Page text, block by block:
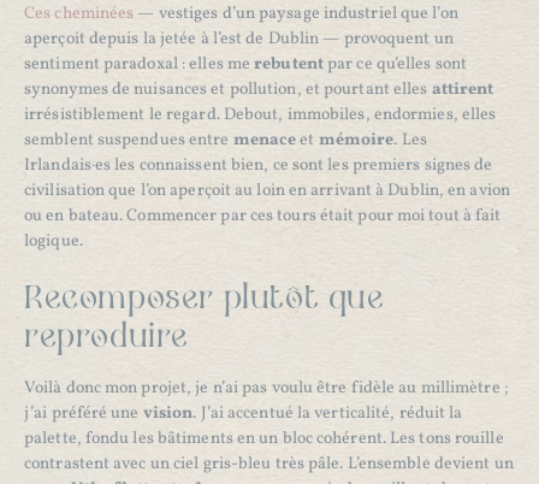
Ces cheminées — vestiges d’un paysage industriel que l’on
aperçoit depuis la jetée à l’est de Dublin — provoquent un
sentiment paradoxal : elles merebutentpar ce qu’elles sont
synonymes de nuisances et pollution, et pourtant elles attirent
irrésistiblement le regard. Debout, immobiles, endormies, elles
semblent suspendues entre menaceet mémoire. Les
Irlandais·es les connaissent bien, ce sont les premiers signes de
civilisation que l’on aperçoit au loin en arrivant à Dublin, en avion
ou en bateau. Commencer par ces tours était pour moi tout à fait
logique.
Recomposer plutôt que
reproduire
Voilà donc mon projet, je n’ai pas voulu être fidèle au millimètre ;
j’ai préféré une vision. J’ai accentué la verticalité, réduit la
palette, fondu les bâtiments en un bloc cohérent. Les tons rouille
contrastent avec un ciel gris-bleu très pâle. L’ensemble devient un